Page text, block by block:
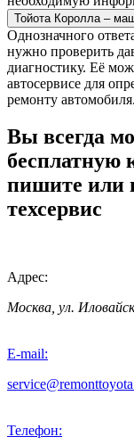
Тойота Королла –
Однозначного
нужно проверить
диагностику. Её
автосервисе для
ремонту автомобиля.
Вы всегда
бесплатную
пишите или
техсервис
Адрес:
Москва, ул.
E-mail:
Телефон: